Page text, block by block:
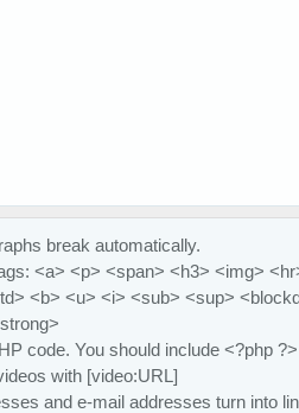
break automatically.
<a> <p> <span> <h3> <img>
<b> <u> <i> <sub> <sup>
code. You should include <?php
with [video:URL]
and e-mail addresses turn into